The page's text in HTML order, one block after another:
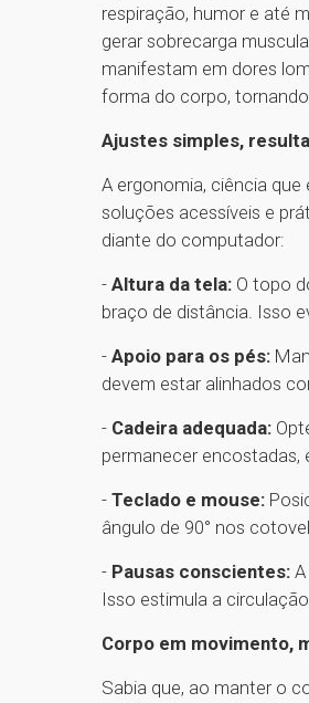
respiração, humor e até
gerar sobrecarga
manifestam em dores
forma do corpo,
Ajustes simples,
A ergonomia, ciência
soluções acessíveis e
diante do computador:
- Altura da tela: O topo
braço de distância. Isso
- Apoio para os pés:
devem estar alinhados
- Cadeira adequada:
permanecer encostadas,
- Teclado e mouse:
ângulo de 90° nos
- Pausas conscientes:
Isso estimula a
Corpo em movimento,
Sabia que, ao manter o